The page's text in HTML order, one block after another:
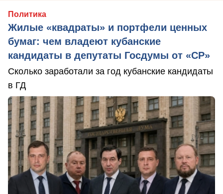
Политика
Жилые «квадраты» и портфели ценных
бумаг: чем владеют кубанские
кандидаты в депутаты Госдумы от «СР»
Сколько заработали за год кубанские кандидаты
в ГД